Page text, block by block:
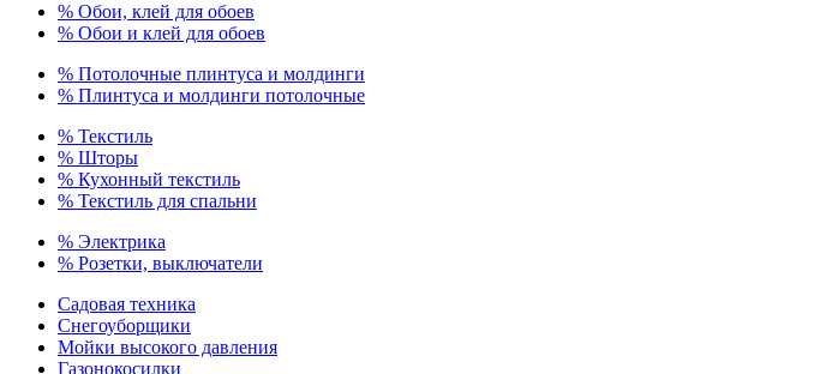
% Обои, клей для обоев
% Обои и клей для обоев
% Потолочные плинтуса и молдинги
% Плинтуса и молдинги потолочные
% Текстиль
% Шторы
% Кухонный текстиль
% Текстиль для спальни
% Электрика
% Розетки, выключатели
Садовая техника
Снегоуборщики
Мойки высокого давления
Газонокосилки